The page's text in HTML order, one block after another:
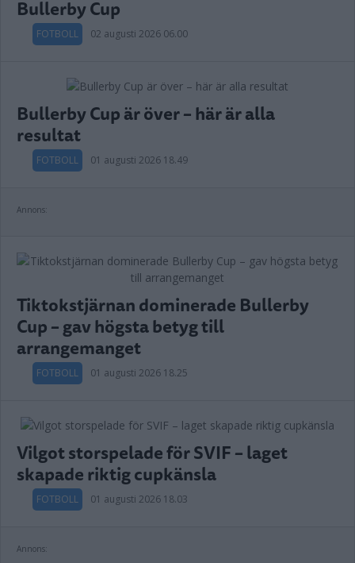
Bullerby Cup
FOTBOLL 02 augusti 2026 06.00
Bullerby Cup är över – här är alla
resultat
FOTBOLL 01 augusti 2026 18.49
Annons:
Tiktokstjärnan dominerade Bullerby
Cup – gav högsta betyg till
arrangemanget
FOTBOLL 01 augusti 2026 18.25
Vilgot storspelade för SVIF – laget
skapade riktig cupkänsla
FOTBOLL 01 augusti 2026 18.03
Annons: